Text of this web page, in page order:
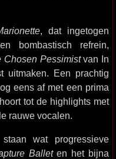
, dat ingetogen
bombastisch refrein,
Chosen Pessimistvan In
uitmaken. Een prachtig
eens af met een prima
tot de highlights met
rauwe vocalen.
wat progressieve
Balleten het bijna